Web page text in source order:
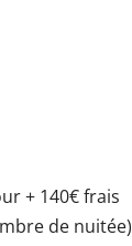
+ 140€ frais
de nuitée)